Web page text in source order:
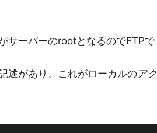
サーバーのrootとなるのでFTPで
述があり、これがローカルの アク